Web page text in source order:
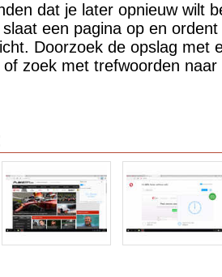
dat je later opnieuw wilt
een pagina op en ordent
Doorzoek de opslag met
of zoek met trefwoorden